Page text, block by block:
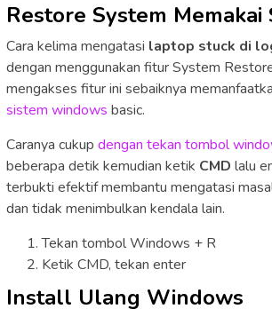
Restore System Memakai
Cara kelima mengatasi laptop stuck di
dengan menggunakan fitur System
mengakses fitur ini sebaiknya
sistem windows basic.
Caranya cukup dengan tekan tombol
beberapa detik kemudian ketik CMD lalu
terbukti efektif membantu mengatasi
dan tidak menimbulkan kendala lain.
Tekan tombol Windows + R
Ketik CMD, tekan enter
Install Ulang Windows